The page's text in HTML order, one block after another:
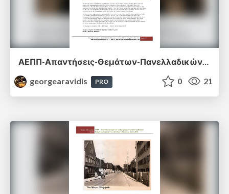
ΑΕΠΠ-Απαντήσεις-Θεμάτων-Πανελλαδικών-Εξετάσεων-2017.pdf
georgearavidis
PRO 0 21